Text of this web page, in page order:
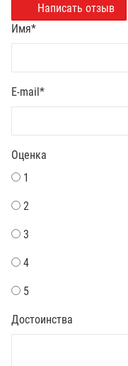
Написать отзыв
Имя*
E-mail*
Оценка
1
2
3
4
5
Достоинства